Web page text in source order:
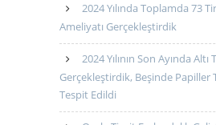
2024 Yılında Toplamda 73
Ameliyatı Gerçekleştirdik
2024 Yılının Son Ayında
Gerçekleştirdik, Beşinde Papiller
Tespit Edildi